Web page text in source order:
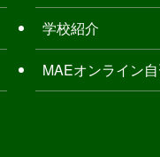
学校紹介
MAEオンライン